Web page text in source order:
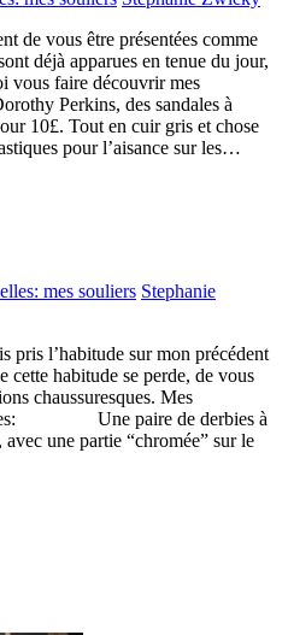
de vous être présentées comme
déjà apparues en tenue du jour,
vous faire découvrir mes
Perkins, des sandales à
10£. Tout en cuir gris et chose
pour l’aisance sur les…
mes souliers Stephanie
pris l’habitude sur mon précédent
cette habitude se perde, de vous
chaussuresques. Mes
Une paire de derbies à
une partie “chromée” sur le